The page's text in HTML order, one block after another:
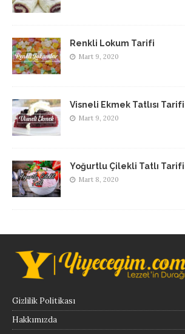
Renkli Lokum Tarifi
Mart 9, 2020
Visneli Ekmek Tatlısı Tarifi
Mart 9, 2020
Yoğurtlu Çilekli Tatlı Tarifi
Mart 8, 2020
Gizlilik Politikası
Hakkımızda